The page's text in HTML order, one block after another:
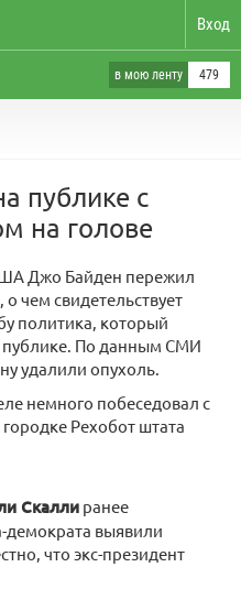
Вход
в мою ленту 479
публике с
на голове
Джо Байден пережил
чем свидетельствует
политика, который
публике. По данным СМИ
удалили опухоль.
немного побеседовал с
Рехобот штата
Скалли ранее
демократа выявили
что экс-президент